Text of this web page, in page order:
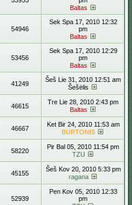
Baltas
54946
Sek Spa 17, 2010 12:32
pm
Baltas
53456
Sek Spa 17, 2010 12:29
pm
Baltas
41249
Šeš Lie 31, 2010 12:51 am
Šešėlis
46615
Tre Lie 28, 2010 2:43 pm
Baltas
46667
Ket Bir 24, 2010 11:53 am
BURTONIS
58220
Pir Bal 05, 2010 11:54 pm
TZU
45155
Šeš Kov 20, 2010 5:33 pm
ragana
52939
Pen Kov 05, 2010 12:33
pm